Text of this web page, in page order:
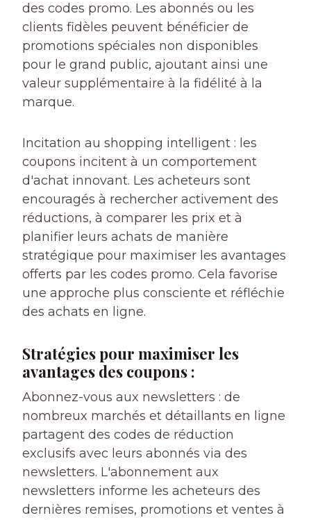
des codes promo. Les abonnés ou les
clients fidèles peuvent bénéficier de
promotions spéciales non disponibles
pour le grand public, ajoutant ainsi une
valeur supplémentaire à la fidélité à la
marque.
Incitation au shopping intelligent : les
coupons incitent à un comportement
d'achat innovant. Les acheteurs sont
encouragés à rechercher activement des
réductions, à comparer les prix et à
planifier leurs achats de manière
stratégique pour maximiser les avantages
offerts par les codes promo. Cela favorise
une approche plus consciente et réfléchie
des achats en ligne.
Stratégies pour maximiser les
avantages des coupons :
Abonnez-vous aux newsletters : de
nombreux marchés et détaillants en ligne
partagent des codes de réduction
exclusifs avec leurs abonnés via des
newsletters. L'abonnement aux
newsletters informe les acheteurs des
dernières remises, promotions et ventes à